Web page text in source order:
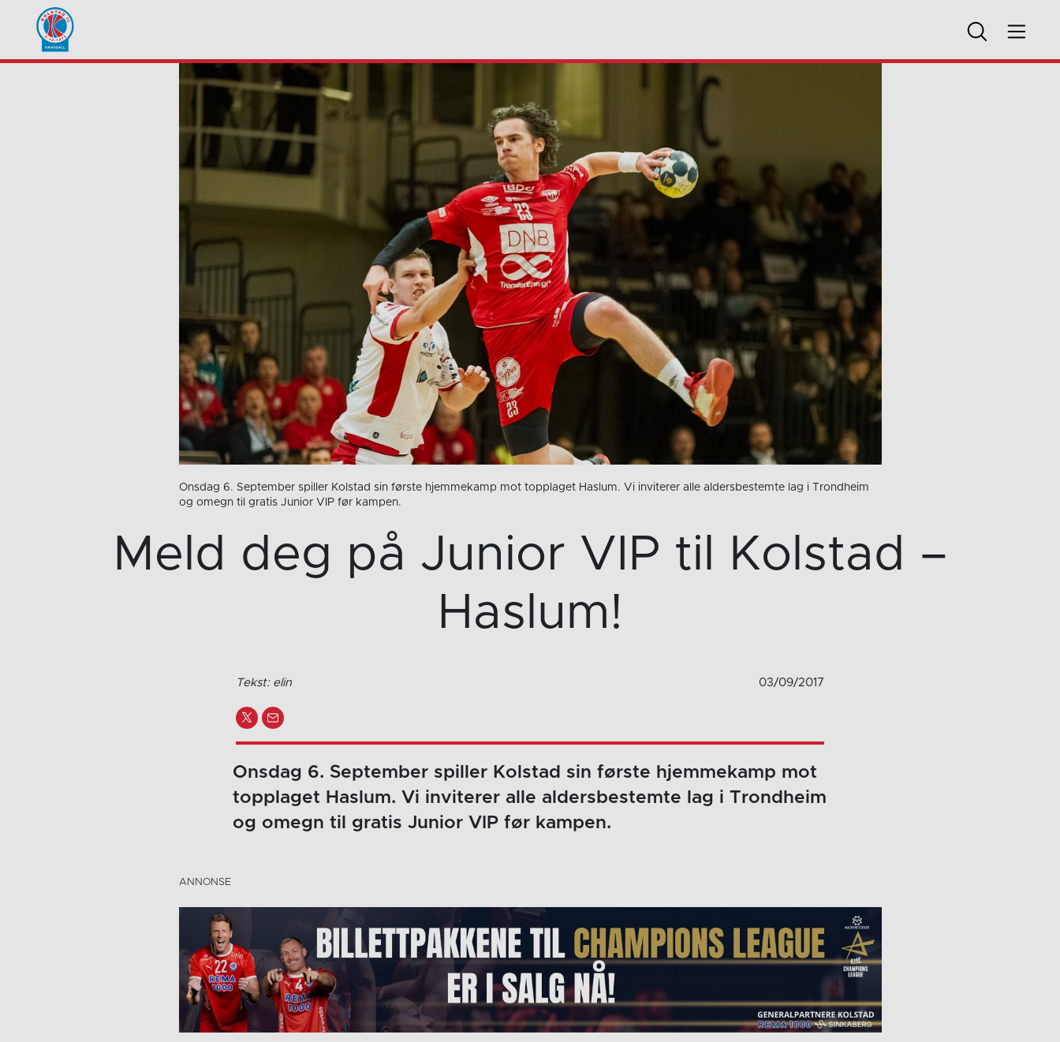
Onsdag 6. September spiller Kolstad sin første hjemmekamp mot topplaget Haslum. Vi inviterer alle aldersbestemte lag i Trondheim
og omegn til gratis Junior VIP før kampen.
Meld deg på Junior VIP til Kolstad –
Haslum!
Tekst: elin 03/09/2017
Onsdag 6. September spiller Kolstad sin første hjemmekamp mot
topplaget Haslum. Vi inviterer alle aldersbestemte lag i Trondheim
og omegn til gratis Junior VIP før kampen.